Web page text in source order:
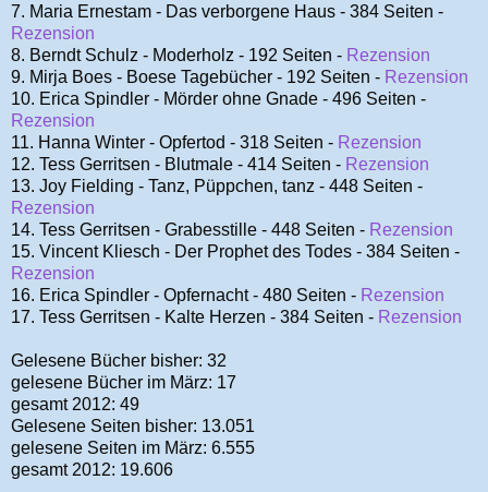
7. Maria Ernestam - Das verborgene Haus - 384 Seiten -
Rezension
8. Berndt Schulz - Moderholz - 192 Seiten - Rezension
9. Mirja Boes - Boese Tagebücher - 192 Seiten - Rezension
10. Erica Spindler - Mörder ohne Gnade - 496 Seiten -
Rezension
11. Hanna Winter - Opfertod - 318 Seiten - Rezension
12. Tess Gerritsen - Blutmale - 414 Seiten - Rezension
13. Joy Fielding - Tanz, Püppchen, tanz - 448 Seiten -
Rezension
14. Tess Gerritsen - Grabesstille - 448 Seiten - Rezension
15. Vincent Kliesch - Der Prophet des Todes - 384 Seiten -
Rezension
16. Erica Spindler - Opfernacht - 480 Seiten - Rezension
17. Tess Gerritsen - Kalte Herzen - 384 Seiten - Rezension
Gelesene Bücher bisher: 32
gelesene Bücher im März: 17
gesamt 2012: 49
Gelesene Seiten bisher: 13.051
gelesene Seiten im März: 6.555
gesamt 2012: 19.606